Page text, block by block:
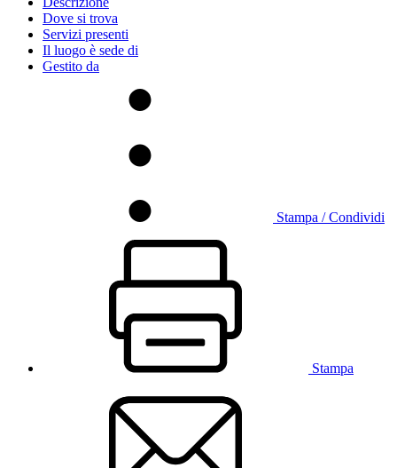
Dove si trova
Servizi presenti
Il luogo è sede di
Gestito da
Stampa / Condividi
Stampa